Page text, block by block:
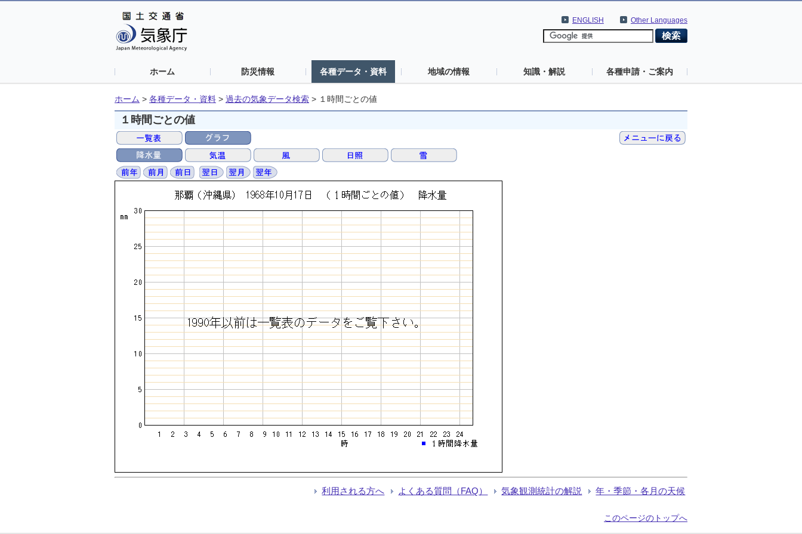
Other Languages
ENGLISH
ホーム 防災情報 各種データ・資料 地域の情報 知識・解説 各種申請・ご案内
ホーム > 各種データ・資料 > 過去の気象データ検索 > １時間ごとの値
１時間ごとの値
利用される方へ よくある質問（FAQ） 気象観測統計の解説 年・季節・各月の天候
このページのトップへ